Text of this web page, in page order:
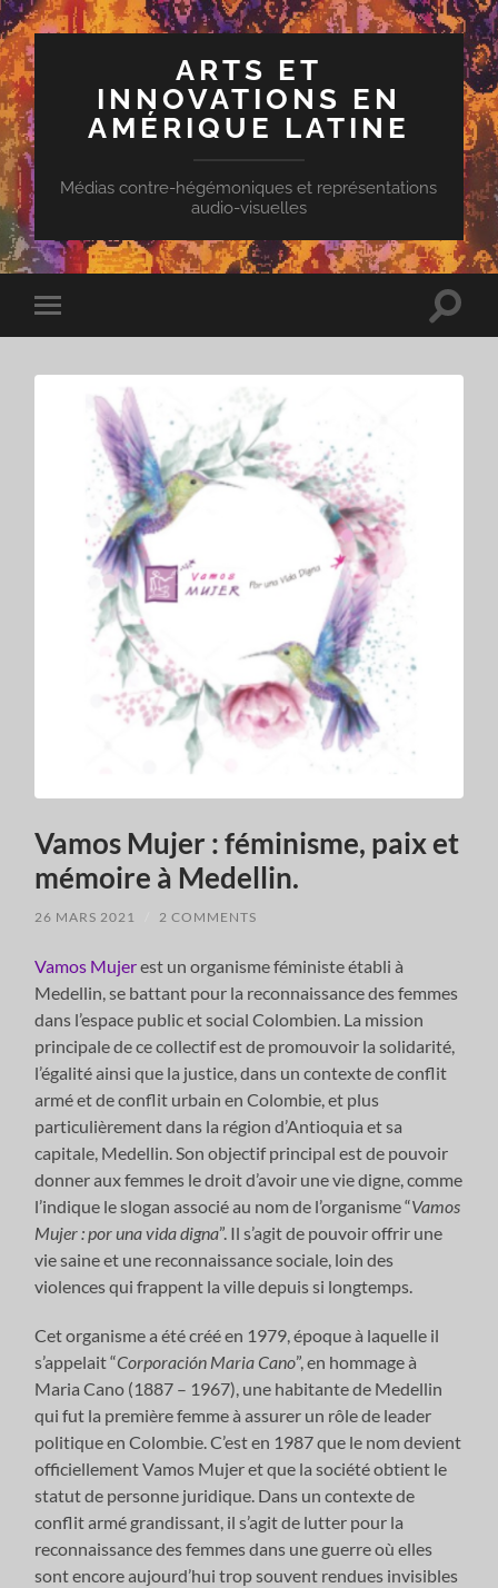
ARTS ET
INNOVATIONS EN
AMÉRIQUE LATINE
Médias contre-hégémoniques et représentations
audio-visuelles
Toggle
mobile
Toggle
Vamos Mujer : féminisme, paix et
mémoire à Medellin.
26 MARS 2021 2 COMMENTS
Vamos Mujerest un organisme féministe établi à
Medellin, se battant pour la reconnaissance des femmes
dans l’espace public et social Colombien. La mission
principale de ce collectif est de promouvoir la solidarité,
l’égalité ainsi que la justice, dans un contexte de conflit
armé et de conflit urbain en Colombie, et plus
particulièrement dans la région d’Antioquia et sa
capitale, Medellin. Son objectif principal est de pouvoir
donner aux femmes le droit d’avoir une vie digne, comme
l’indique le slogan associé au nom de l’organisme “Vamos
Mujer : por una vida digna”. Il s’agit de pouvoir offrir une
vie saine et une reconnaissance sociale, loin des
violences qui frappent la ville depuis si longtemps.
Cet organisme a été créé en 1979, époque à laquelle il
s’appelait “Corporación Maria Cano”, en hommage à
Maria Cano (1887 – 1967), une habitante de Medellin
qui fut la première femme à assurer un rôle de leader
politique en Colombie. C’est en 1987 que le nom devient
officiellement Vamos Mujer et que la société obtient le
statut de personne juridique. Dans un contexte de
conflit armé grandissant, il s’agit de lutter pour la
reconnaissance des femmes dans une guerre où elles
sont encore aujourd’hui trop souvent rendues invisibles